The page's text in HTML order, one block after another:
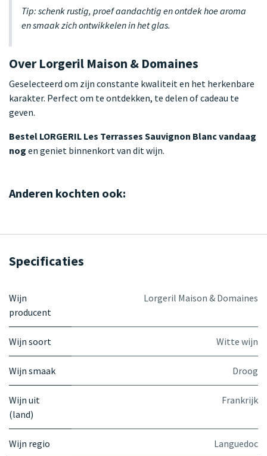
Tip: schenk rustig, proef aandachtig en ontdek hoe aroma
en smaak zich ontwikkelen in het glas.
Over Lorgeril Maison & Domaines
Geselecteerd om zijn constante kwaliteit en het herkenbare
karakter. Perfect om te ontdekken, te delen of cadeau te
geven.
Bestel LORGERIL Les Terrasses Sauvignon Blanc vandaag
nog en geniet binnenkort van dit wijn.
Anderen kochten ook:
Specificaties
Wijn
producent
Lorgeril Maison & Domaines
Wijn soort Witte wijn
Wijn smaak Droog
Wijn uit
(land)
Frankrijk
Wijn regio Languedoc